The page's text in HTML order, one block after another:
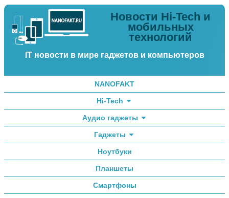
Новости Hi-Tech и
мобильных
технологий
IT новости в мире гаджетов и компьютеров
NANOFAKT
Hi-Tech
Аудио гаджеты
Гаджеты
Ноутбуки
Планшеты
Смартфоны